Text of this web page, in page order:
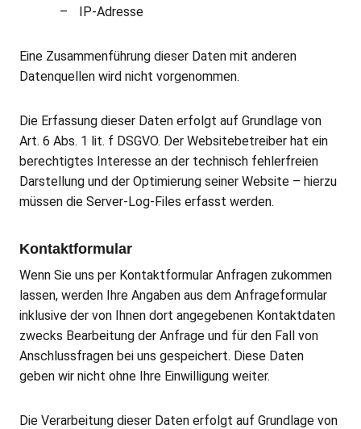
IP-Adresse
Eine Zusammenführung dieser Daten mit anderen
Datenquellen wird nicht vorgenommen.
Die Erfassung dieser Daten erfolgt auf Grundlage von
Art. 6 Abs. 1 lit. f DSGVO. Der Websitebetreiber hat ein
berechtigtes Interesse an der technisch fehlerfreien
Darstellung und der Optimierung seiner Website – hierzu
müssen die Server-Log-Files erfasst werden.
Kontaktformular
Wenn Sie uns per Kontaktformular Anfragen zukommen
lassen, werden Ihre Angaben aus dem Anfrageformular
inklusive der von Ihnen dort angegebenen Kontaktdaten
zwecks Bearbeitung der Anfrage und für den Fall von
Anschlussfragen bei uns gespeichert. Diese Daten
geben wir nicht ohne Ihre Einwilligung weiter.
Die Verarbeitung dieser Daten erfolgt auf Grundlage von